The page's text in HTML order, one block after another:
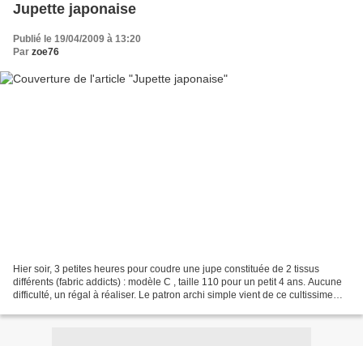
Jupette japonaise
Publié le 19/04/2009 à 13:20
Par zoe76
Hier soir, 3 petites heures pour coudre une jupe constituée de 2 tissus
différents (fabric addicts) : modèle C , taille 110 pour un petit 4 ans. Aucune
difficulté, un régal à réaliser. Le patron archi simple vient de ce cultissime